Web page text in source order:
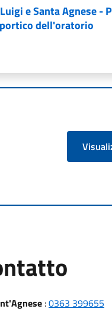
e Santa Agnese -
dell'oratorio
:0363 399655